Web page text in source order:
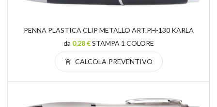
PENNA PLASTICA CLIP METALLO ART.PH-130 KARLA
da 0,28 €STAMPA 1 COLORE
CALCOLA PREVENTIVO